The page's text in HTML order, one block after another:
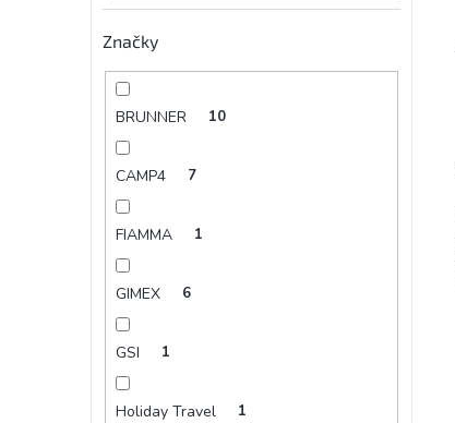
Značky
BRUNNER 10
CAMP4 7
FIAMMA 1
GIMEX 6
GSI 1
Holiday Travel 1